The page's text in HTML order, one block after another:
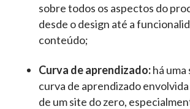
sobre todos os aspectos do
desde o design até a
conteúdo;
Curva de aprendizado:há uma
curva de aprendizado
de um site do zero,